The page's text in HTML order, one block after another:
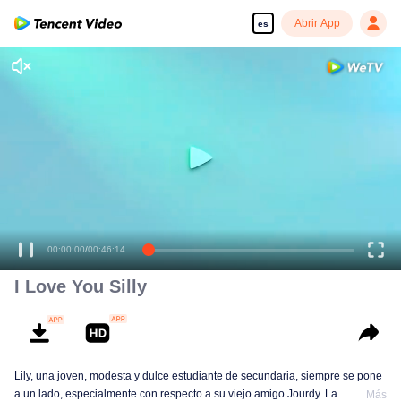
es Abrir App
00:00:00/00:46:14
I Love You Silly
Lily, una joven, modesta y dulce estudiante de secundaria, siempre se pone
a un lado, especialmente con respecto a su viejo amigo Jourdy. La
Más